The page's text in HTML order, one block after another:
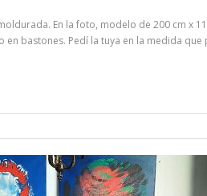
En la foto, modelo de 200 cm x
en bastones. Pedí la tuya en la medida